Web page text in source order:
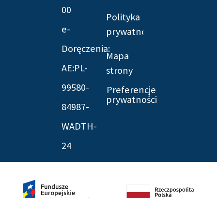
00
e-
Doręczenia:
AE:PL-
99580-
84987-
WADTH-
24
Polityka
prywatności
Mapa
strony
Preferencje
prywatności